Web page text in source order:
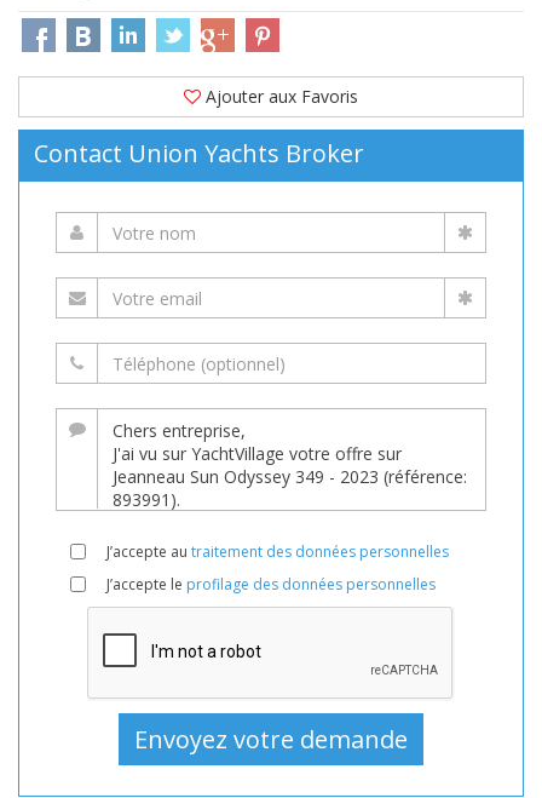
Ajouter aux Favoris
Contact Union Yachts Broker
J’accepte au traitement des données personnelles
J’accepte le profilage des données personnelles